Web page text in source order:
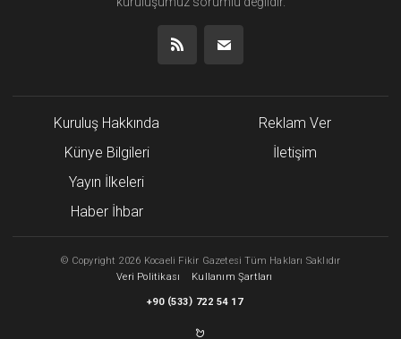
Kuruluş Hakkında
Künye Bilgileri
Yayın İlkeleri
Haber İhbar
Reklam Ver
İletişim
© Copyright 2026 Kocaeli Fikir Gazetesi Tüm Hakları Saklıdır
Veri Politikası
Kullanım Şartları
+90 (533) 722 54 17